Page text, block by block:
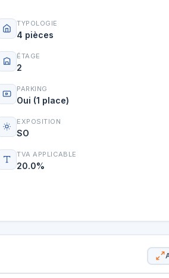
TYPOLOGIE
4 pièces
ÉTAGE
2
PARKING
Oui (1 place)
EXPOSITION
SO
TVA APPLICABLE
20.0%